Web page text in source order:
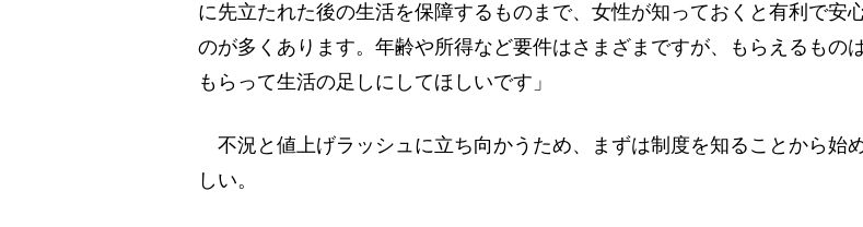
に先立たれた後の生活を保障するものまで、女性が知っておくと有利で安
のが多くあります。年齢や所得など要件はさまざまですが、もらえるもの
もらって生活の足しにしてほしいです」
不況と値上げラッシュに立ち向かうため、まずは制度を知ることから始
しい。